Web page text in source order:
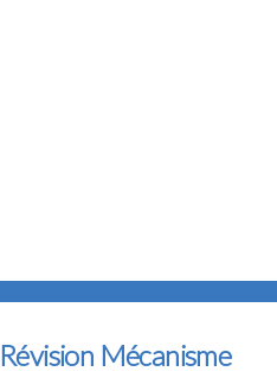
Révision Mécanisme